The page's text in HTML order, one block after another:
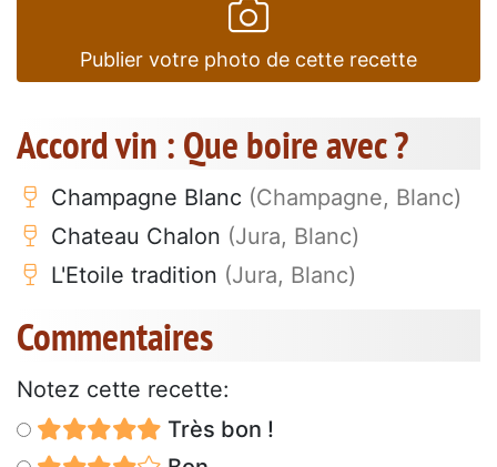
Publier votre photo de cette recette
Accord vin : Que boire avec ?
Champagne Blanc (Champagne, Blanc)
Chateau Chalon (Jura, Blanc)
L'Etoile tradition (Jura, Blanc)
Commentaires
Notez cette recette:
Très bon !